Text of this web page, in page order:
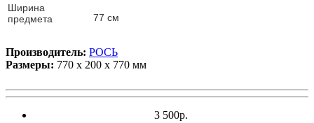
Ширина
предмета
77 см
Производитель: РОСЬ
Размеры: 770 х 200 х 770 мм
3 500р.